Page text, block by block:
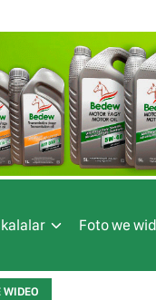
Foto we
WIDEO